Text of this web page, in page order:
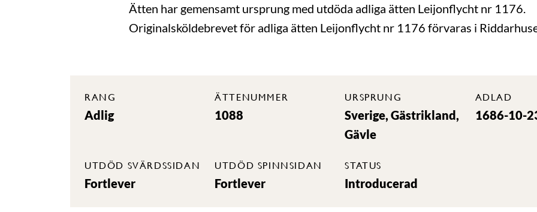
Ätten har gemensamt ursprung med utdöda adliga ätten Leijonflycht nr 1176.
Originalsköldebrevet för adliga ätten Leijonflycht nr 1176 förvaras i
RANG
Adlig
ÄTTENUMMER
1088
URSPRUNG
Sverige, Gästrikland,
Gävle
ADLAD
1686-10-
UTDÖD SVÄRDSSIDAN
Fortlever
UTDÖD SPINNSIDAN
Fortlever
STATUS
Introducerad